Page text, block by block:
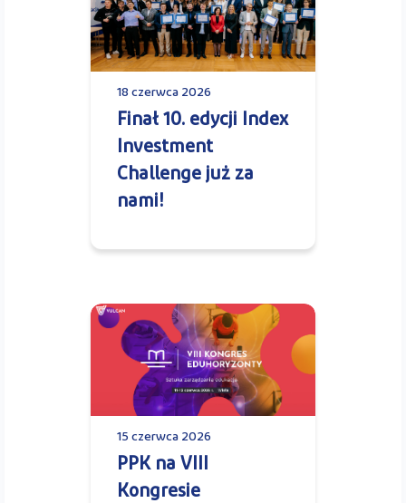
18 czerwca 2026
Finał 10. edycji Index
Investment
Challenge już za
nami!
15 czerwca 2026
PPK na VIII
Kongresie